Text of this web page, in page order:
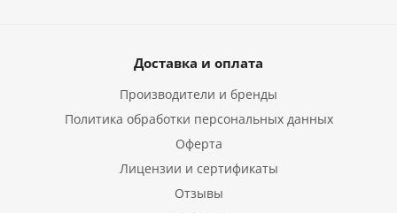
Доставка и оплата
Производители и бренды
Политика обработки персональных данных
Оферта
Лицензии и сертификаты
Отзывы